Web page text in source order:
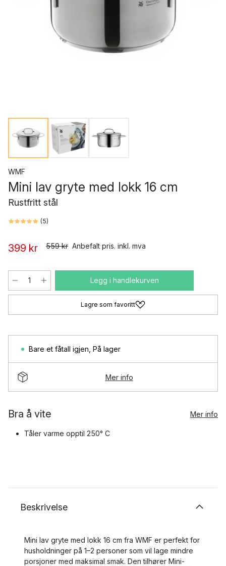
WMF
Mini lav gryte med lokk 16 cm
Rustfritt stål
(5)
399 kr 559 kr Anbefalt pris. inkl. mva
Legg i handlekurven
Lagre som favoritt
Bare et fåtall igjen På lager
Mer info
Bra å vite Mer info
Tåler varme opptil 250° C
Beskrivelse
Mini lav gryte med lokk 16 cm fra WMF er perfekt for
husholdninger på 1–2 personer som vil lage mindre
porsjoner med maksimal smak. Den tilhører Mini-